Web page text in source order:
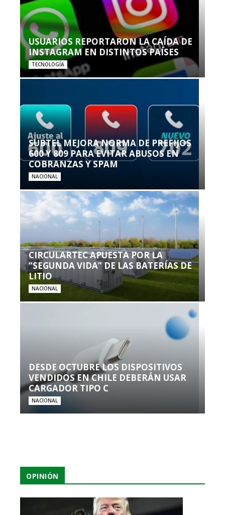
USUARIOS REPORTARON LA CAÍDA DE
INSTAGRAM EN DISTINTOS PAÍSES
TECNOLOGÍA
SUBTEL MEJORA NORMA DE PREFIJOS
600 Y 809 PARA EVITAR ABUSOS EN
COBRANZAS Y SPAM
NACIONAL
CIRCULARTEC APUESTA POR LA
“SEGUNDA VIDA” DE LAS BATERÍAS DE
LITIO
NACIONAL
DESDE OCTUBRE LOS DISPOSITIVOS
VENDIDOS EN CHILE DEBERÁN USAR
CARGADOR TIPO C
NACIONAL
OPINIÓN